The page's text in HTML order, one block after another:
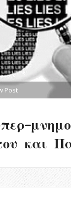
Post
και